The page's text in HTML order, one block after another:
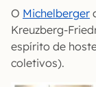
O Michelberger
Kreuzberg-
espírito de
coletivos).